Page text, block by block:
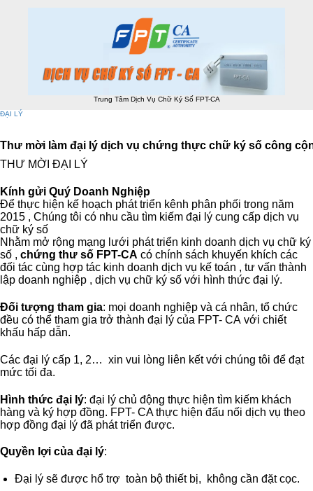
Trung Tâm Dịch Vụ Chữ Ký Số FPT-CA
Menu
0
Giới thiệu
HỢP ĐỒNG ĐIỆN TỬ FPT
CHỮ KÝ SỐ FPT-CA
BẢO HIỂM XÃ HỘI
Báo giá toàn quốc
Tải về
HƯỚNG DẪN
TIN TỨC
HÓA ĐƠN ĐIỆN TỬ
CHỨNG TỪ THUẾ TNCN ĐIỆN TỬ
PM HẢI QUAN FPT
Đại lý
Liên hệ
Đăng Ký Dịch Vụ
Liên Hệ Ngay
Để Hướng Khuyến Mãi Lớn
ĐẠI LÝ
Thư mời làm đại lý dịch vụ chứng thực chữ ký số công
THƯ MỜI ĐẠI LÝ
Kính gửi Quý Doanh Nghiệp
Để thực hiện kế hoạch phát triển kênh phân phối trong năm
2015 , Chúng tôi có nhu cầu tìm kiếm đại lý cung cấp dịch vụ
chữ ký số
Nhằm mở rộng mạng lưới phát triển kinh doanh dịch vụ chữ ký
số , chứng thư số FPT-CA có chính sách khuyến khích các
đối tác cùng hợp tác kinh doanh dịch vụ kế toán , tư vấn thành
lập doanh nghiệp , dịch vụ chữ ký số với hình thức đại lý.
Đối tượng tham gia: mọi doanh nghiệp và cá nhân, tổ chức
đều có thể tham gia trở thành đại lý của FPT- CA với chiết
khấu hấp dẫn.
Các đại lý cấp 1, 2… xin vui lòng liên kết với chúng tôi để đạt
mức tối đa.
Hình thức đại lý: đại lý chủ động thực hiện tìm kiếm khách
hàng và ký hợp đồng. FPT- CA thực hiện đấu nối dịch vụ theo
hợp đồng đại lý đã phát triển được.
Quyền lợi của đại lý:
Đại lý sẽ được hổ trợ toàn bộ thiết bị, không cần đặt cọc.